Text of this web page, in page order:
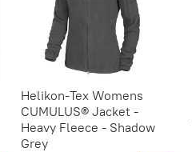
Helikon-Tex Womens
CUMULUS® Jacket -
Heavy Fleece - Shadow
Grey